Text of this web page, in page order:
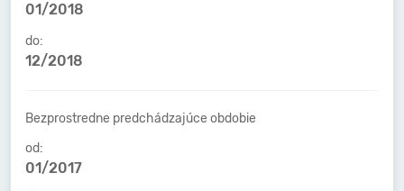
01/2018
do:
12/2018
Bezprostredne predchádzajúce obdobie
od:
01/2017